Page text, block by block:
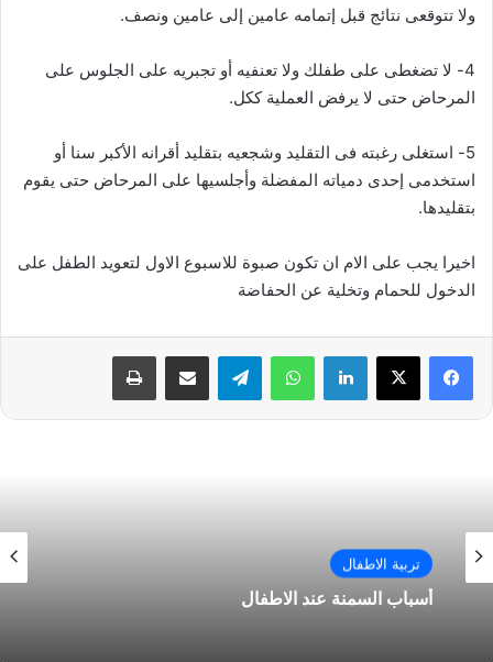
ولا تتوقعى نتائج قبل إتمامه عامين إلى عامين ونصف.
4- لا تضغطى على طفلك ولا تعنفيه أو تجبريه على الجلوس على
المرحاض حتى لا يرفض العملية ككل.
5- استغلى رغبته فى التقليد وشجعيه بتقليد أقرانه الأكبر سنا أو
استخدمى إحدى دمياته المفضلة وأجلسيها على المرحاض حتى يقوم
بتقليدها.
اخيرا يجب على الام ان تكون صبوة للاسبوع الاول لتعويد الطفل على
الدخول للحمام وتخلية عن الحفاضة
فيسبوك لينكدإن واتساب
تربية الاطفال
أسباب السمنة عند الاطفال